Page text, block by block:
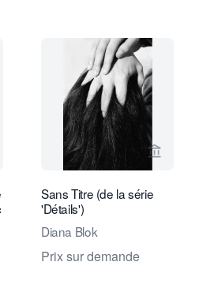
la page vendeur de EduardVoir la
Sans Titre (de la série
'Détails')
Diana Blok
Prix sur demande